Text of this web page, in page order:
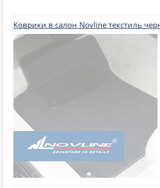
Коврики в салон Novline текстиль